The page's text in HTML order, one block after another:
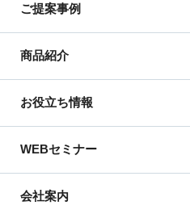
ご提案事例
商品紹介
お役立ち情報
WEBセミナー
会社案内